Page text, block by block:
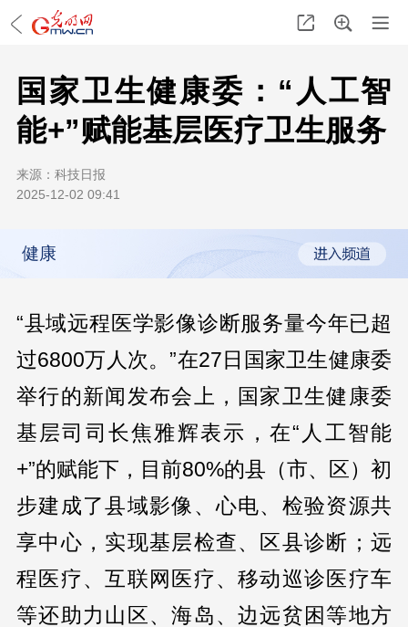
国家卫生健康委：“人工智
能+”赋能基层医疗卫生服务
来源： 科技日报
2025-12-02 09:41
健康
“县域远程医学影像诊断服务量今年已超
过6800万人次。”在27日国家卫生健康委
举行的新闻发布会上，国家卫生健康委
基层司司长焦雅辉表示，在“人工智能
+”的赋能下，目前80%的县（市、区）初
步建成了县域影像、心电、检验资源共
享中心，实现基层检查、区县诊断；远
程医疗、互联网医疗、移动巡诊医疗车
等还助力山区、海岛、边远贫困等地方